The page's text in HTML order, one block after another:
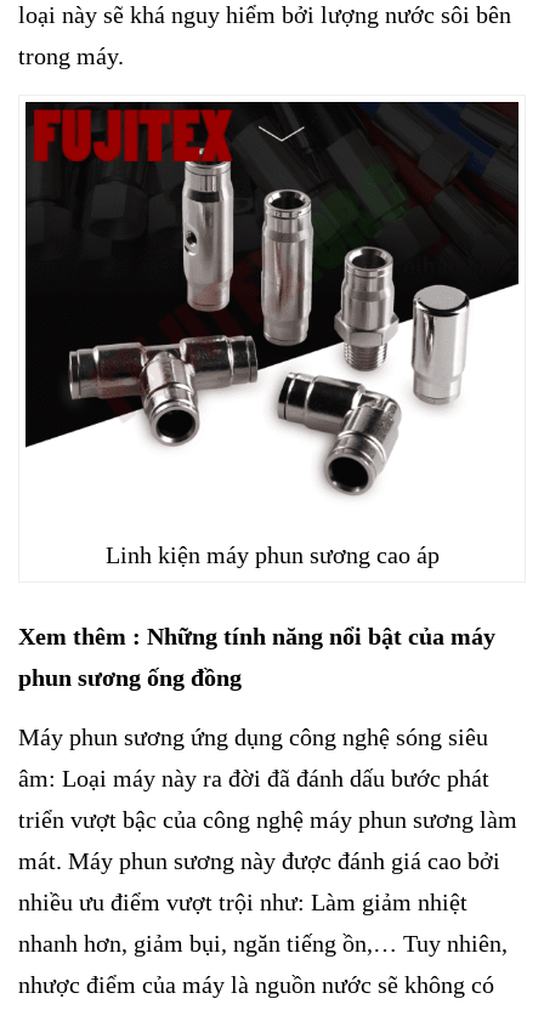
loại này sẽ khá nguy hiểm bởi lượng nước sôi bên
trong máy.
Linh kiện máy phun sương cao áp
Xem thêm : Những tính năng nổi bật của máy
phun sương ống đồng
Máy phun sương ứng dụng công nghệ sóng siêu
âm: Loại máy này ra đời đã đánh dấu bước phát
triển vượt bậc của công nghệ máy phun sương làm
mát. Máy phun sương này được đánh giá cao bởi
nhiều ưu điểm vượt trội như: Làm giảm nhiệt
nhanh hơn, giảm bụi, ngăn tiếng ồn,… Tuy nhiên,
nhược điểm của máy là nguồn nước sẽ không có